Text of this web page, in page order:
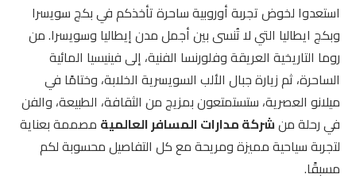
استعدوا لخوض تجربة أوروبية ساحرة تأخذكم في بكج سويسرا
وبكج ايطاليا التي لا تُنسى بين أجمل مدن إيطاليا وسويسرا. من
روما التاريخية العريقة وفلورنسا الفنية، إلى فينيسيا المائية
الساحرة، ثم زيارة جبال الألب السويسرية الخلابة، وختامًا في
ميلانو العصرية، ستستمتعون بمزيج من الثقافة، الطبيعة، والفن
في رحلة منشركة مدارات المسافر العالمية مصممة بعناية
لتجربة سياحية مميزة ومريحة مع كل التفاصيل محسوبة لكم
مسبقًا.